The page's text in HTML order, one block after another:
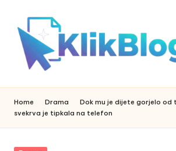
content
li
b
l
o
Home Drama
Dok mu je dijete gorjelo od
svekrva je tipkala na telefon